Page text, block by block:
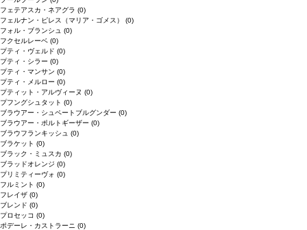
フェテアスカ・ネアグラ (0)
フェルナン・ピレス（マリア・ゴメス） (0)
フォル・ブランシュ (0)
フクセルレーベ (0)
プティ・ヴェルド (0)
プティ・シラー (0)
プティ・マンサン (0)
プティ・メルロー (0)
プティット・アルヴィーヌ (0)
プフングシュタット (0)
ブラウアー・シュペートブルグンダー (0)
ブラウアー・ポルトギーザー (0)
ブラウフランキッシュ (0)
ブラケット (0)
ブラック・ミュスカ (0)
ブラッドオレンジ (0)
プリミティーヴォ (0)
フルミント (0)
フレイザ (0)
ブレンド (0)
プロセッコ (0)
ポデーレ・カストラーニ (0)